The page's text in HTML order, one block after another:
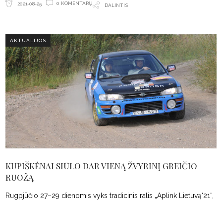
2021-08-25 0 KOMENTARŲ DALINTIS
AKTUALIJOS
KUPIŠKĖNAI SIŪLO DAR VIENĄ ŽVYRINĮ GREIČIO
RUOŽĄ
Rugpjūčio 27–29 dienomis vyks tradicinis ralis „Aplink Lietuvą‘21“,